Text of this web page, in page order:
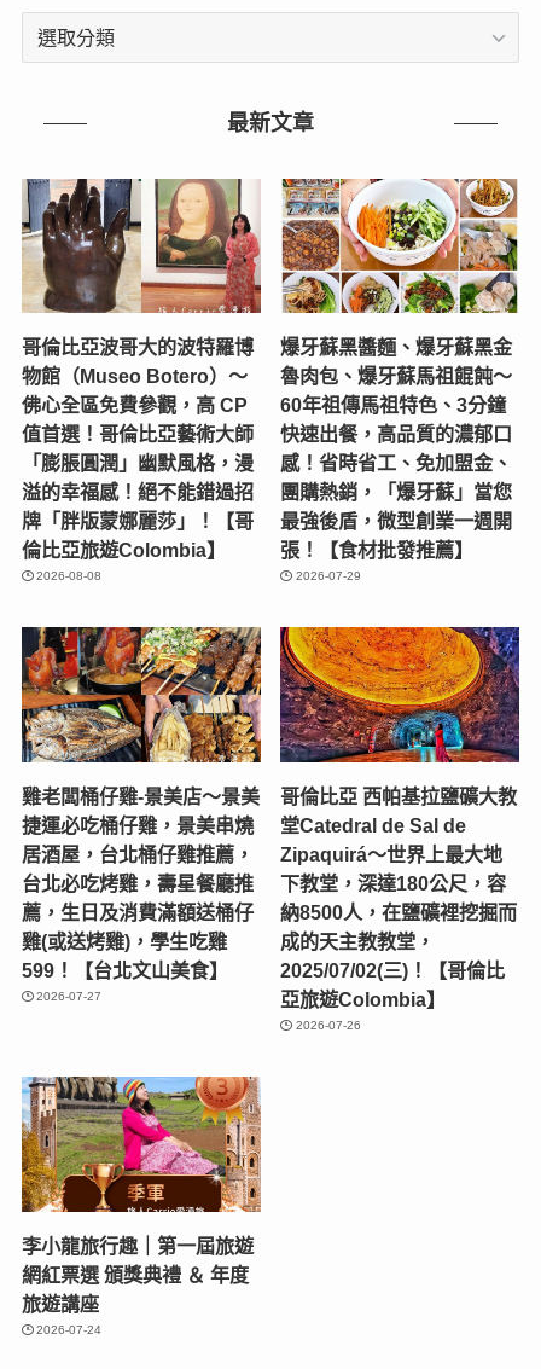
文
最新文章
哥倫比亞波哥大的波特羅博
物館（Museo Botero）～
佛心全區免費參觀，高 CP
值首選！哥倫比亞藝術大師
「膨脹圓潤」幽默風格，漫
溢的幸福感！絕不能錯過招
牌「胖版蒙娜麗莎」！【哥
倫比亞旅遊Colombia】
2026-08-08
爆牙蘇黑醬麵、爆牙蘇黑金
魯肉包、爆牙蘇馬祖餛飩～
60年祖傳馬祖特色、3分鐘
快速出餐，高品質的濃郁口
感！省時省工、免加盟金、
團購熱銷，「爆牙蘇」當您
最強後盾，微型創業一週開
張！【食材批發推薦】
2026-07-29
雞老闆桶仔雞-景美店〜景美
捷運必吃桶仔雞，景美串燒
居酒屋，台北桶仔雞推薦，
台北必吃烤雞，壽星餐廳推
薦，生日及消費滿額送桶仔
雞(或送烤雞)，學生吃雞
599！【台北文山美食】
2026-07-27
哥倫比亞 西帕基拉鹽礦大教
堂Catedral de Sal de
Zipaquirá～世界上最大地
下教堂，深達180公尺，容
納8500人，在鹽礦裡挖掘而
成的天主教教堂，
2025/07/02(三)！【哥倫比
亞旅遊Colombia】
2026-07-26
李小龍旅行趣｜第一屆旅遊
網紅票選 頒獎典禮 ＆ 年度
旅遊講座
2026-07-24